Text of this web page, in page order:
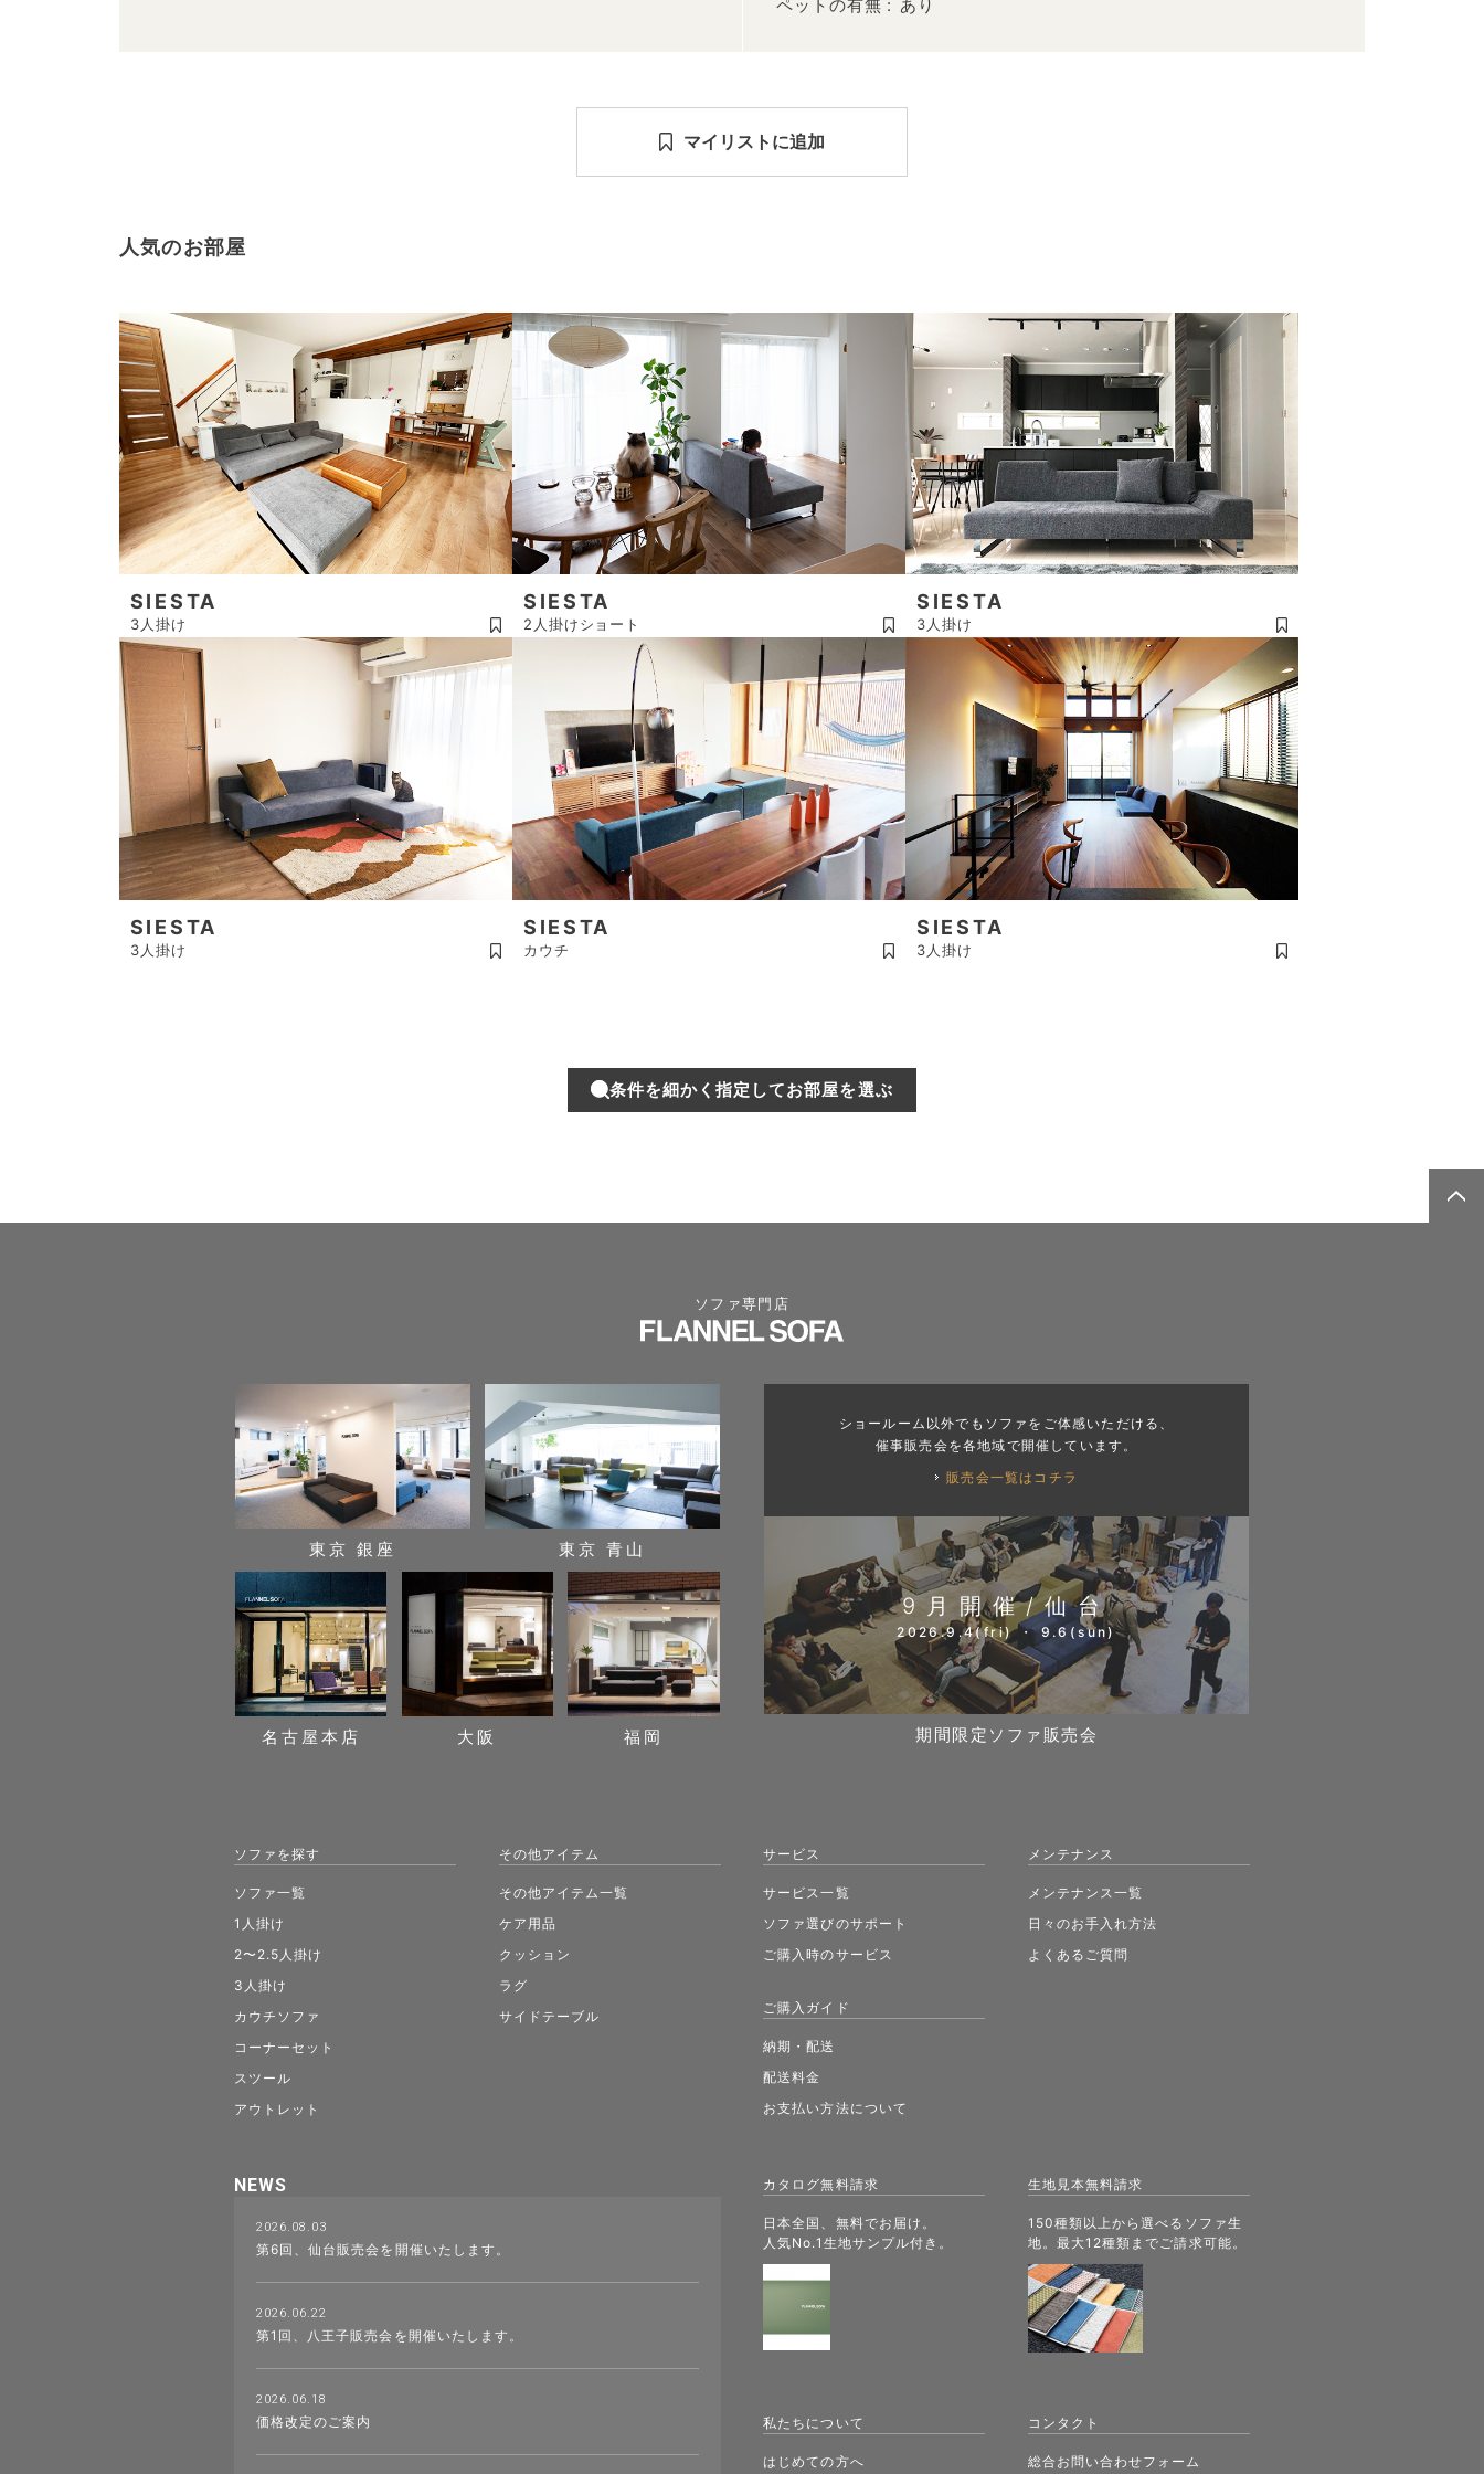
ペットの有無
あり
マイリストに追加
人気のお部屋
SIESTA
3人掛け
SIESTA
2人掛けショート
SIESTA
3人掛け
SIESTA
3人掛け
SIESTA
カウチ
SIESTA
3人掛け
条件を細かく指定してお部屋を選ぶ
ソファ専門店
カタログ無料請求
日本全国、無料でお届け。
人気No.1生地サンプル付き。
生地見本無料請求
150種類以上から選べるソファ生
地。最大12種類までご請求可能。
東京 銀座 東京 青山
名古屋本店 大阪 福岡
ショールーム以外でもソファをご体感いただける、
催事販売会を各地域で開催しています。
販売会一覧はコチラ
9月開催/仙台
2026.9.4(fri) ・ 9.6(sun)
期間限定ソファ販売会
ソファを探す
ソファ一覧
1人掛け
2〜2.5人掛け
3人掛け
カウチソファ
コーナーセット
スツール
アウトレット
その他アイテム
その他アイテム一覧
ケア用品
クッション
ラグ
サイドテーブル
サービス
サービス一覧
ソファ選びのサポート
ご購入時のサービス
ご購入ガイド
納期・配送
配送料金
お支払い方法について
メンテナンス
メンテナンス一覧
日々のお手入れ方法
よくあるご質問
NEWS
2026.08.03
第6回、仙台販売会を開催いたします。
2026.06.22
第1回、八王子販売会を開催いたします。
2026.06.18
価格改定のご案内 私たちについて
はじめての方へ
コンタクト
総合お問い合わせフォーム